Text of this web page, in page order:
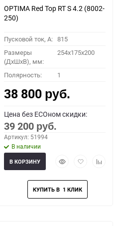
OPTIMA Red Top RT S 4.2 (8002-
250)
Пусковой ток, A: 815
Размеры
(ДхШхВ), мм:
254x175x200
Полярность: 1
38 800 руб.
Цена без ECOном скидки:
39 200 руб.
Артикул: 51994
В наличии
БыстрыйДобавить
избранное
Добавить
В КОРЗИНУ